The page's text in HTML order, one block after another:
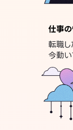
仕事
転職し
今動